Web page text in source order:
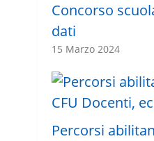
Concorso
dati
15 Marzo 2024
Percorsi